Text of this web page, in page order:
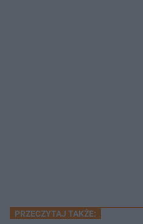
PRZECZYTAJ TAKŻE: